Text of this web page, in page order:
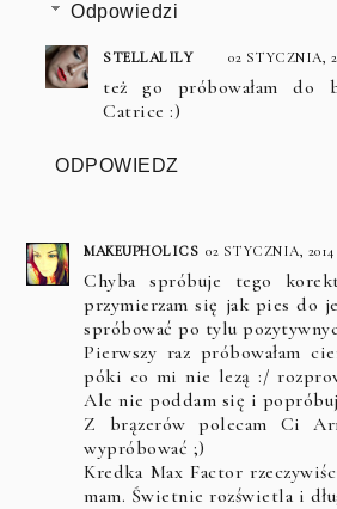
Odpowiedzi
STELLALILY 02 STYCZNIA,
też go próbowałam
Catrice :)
ODPOWIEDZ
MAKEUPHOLICS 02 STYCZNIA, 2014
Chyba spróbuje tego
przymierzam się jak pies do
spróbować po tylu
Pierwszy raz próbowałam
póki co mi nie lezą :/
Ale nie poddam się i
Z brązerów polecam Ci
wypróbować ;)
Kredka Max Factor
mam. Świetnie rozświetla i